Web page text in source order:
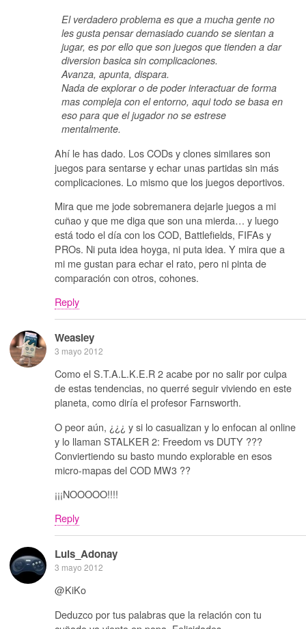
El verdadero problema es que a mucha gente no
les gusta pensar demasiado cuando se sientan a
jugar, es por ello que son juegos que tienden a dar
diversion basica sin complicaciones.
Avanza, apunta, dispara.
Nada de explorar o de poder interactuar de forma
mas compleja con el entorno, aqui todo se basa en
eso para que el jugador no se estrese
mentalmente.
Ahí le has dado. Los CODs y clones similares son
juegos para sentarse y echar unas partidas sin más
complicaciones. Lo mismo que los juegos deportivos.
Mira que me jode sobremanera dejarle juegos a mi
cuñao y que me diga que son una mierda… y luego
está todo el día con los COD, Battlefields, FIFAs y
PROs. Ni puta idea hoyga, ni puta idea. Y mira que a
mi me gustan para echar el rato, pero ni pinta de
comparación con otros, cohones.
Reply
Weasley
3 mayo 2012
Como el S.T.A.L.K.E.R 2 acabe por no salir por culpa
de estas tendencias, no querré seguir viviendo en este
planeta, como diría el profesor Farnsworth.
O peor aún, ¿¿¿ y si lo casualizan y lo enfocan al online
y lo llaman STALKER 2: Freedom vs DUTY ???
Conviertiendo su basto mundo explorable en esos
micro-mapas del COD MW3 ??
¡¡¡NOOOOO!!!!
Reply
Luis_Adonay
3 mayo 2012
@KiKo
Deduzco por tus palabras que la relación con tu